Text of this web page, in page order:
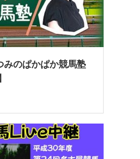
みのぱかぱか競馬塾